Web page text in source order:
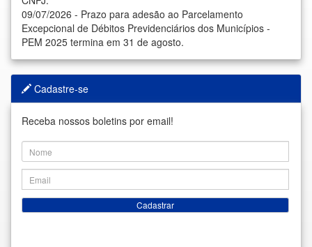
09/07/2026 - Prazo para adesão ao Parcelamento
Excepcional de Débitos Previdenciários dos Municípios -
PEM 2025 termina em 31 de agosto.
Cadastre-se
Receba nossos boletins por email!
Cadastrar